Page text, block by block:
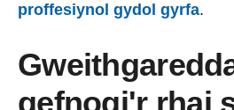
proffesiynol gydol gyrfa.
gefnogi'r rhai